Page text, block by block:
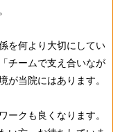
を何より大切にしてい
チームで支え合いなが
が当院にはあります。
ークも良くなります。